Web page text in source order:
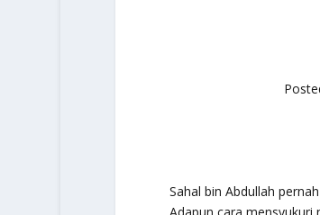
Sahal bin Abdullah